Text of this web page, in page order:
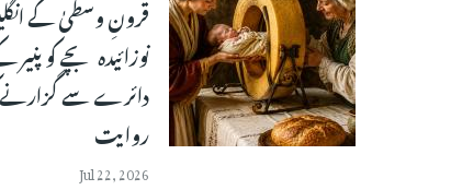
قرونِ وسطیٰ کے
نوزائیدہ بچے کو
دائرے سے
روایت
Jul 22, 2026